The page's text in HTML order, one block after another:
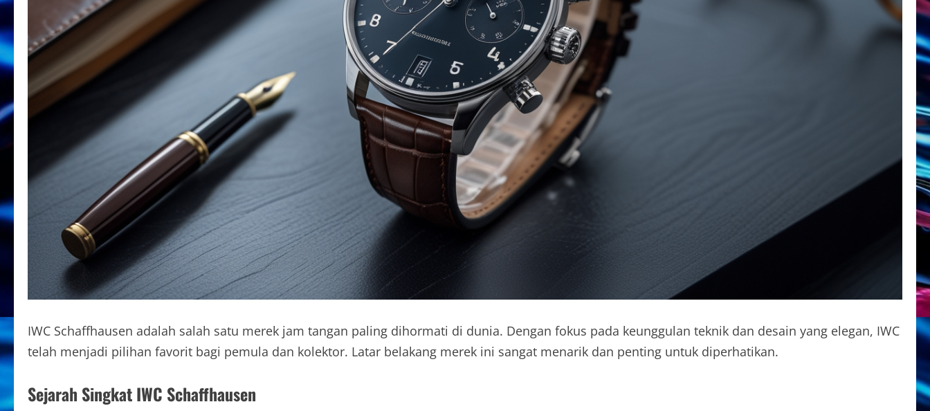
IWC Schaffhausen adalah salah satu merek jam tangan paling dihormati di dunia. Dengan fokus pada keunggulan teknik dan desain yang elegan, IWC
telah menjadi pilihan favorit bagi pemula dan kolektor. Latar belakang merek ini sangat menarik dan penting untuk diperhatikan.
Sejarah Singkat IWC Schaffhausen